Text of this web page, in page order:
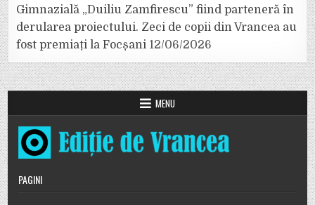
Gimnazială „Duiliu Zamfirescu” fiind parteneră în
derularea proiectului. Zeci de copii din Vrancea au
fost premiați la Focșani 12/06/2026
MENU
PAGINI